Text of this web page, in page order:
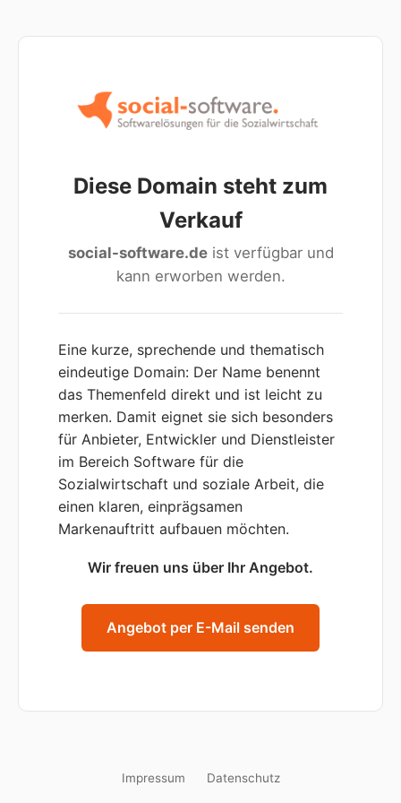
Diese Domain steht zum
Verkauf
social-software.deist verfügbar und
kann erworben werden.
Eine kurze, sprechende und thematisch
eindeutige Domain: Der Name benennt
das Themenfeld direkt und ist leicht zu
merken. Damit eignet sie sich besonders
für Anbieter, Entwickler und Dienstleister
im Bereich Software für die
Sozialwirtschaft und soziale Arbeit, die
einen klaren, einprägsamen
Markenauftritt aufbauen möchten.
Wir freuen uns über Ihr Angebot.
Angebot per E-Mail senden
Impressum Datenschutz